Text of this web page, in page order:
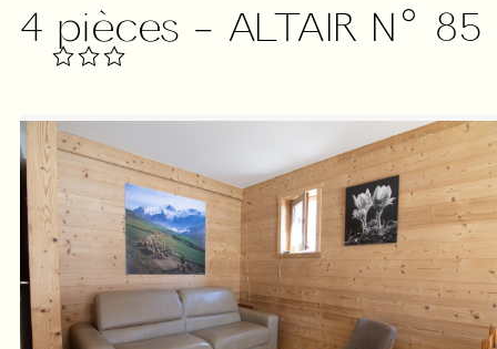
4 pièces - ALTAIR N° 85